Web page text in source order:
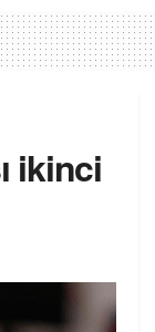
ikinci